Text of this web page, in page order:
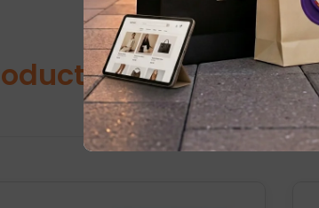
relacionados